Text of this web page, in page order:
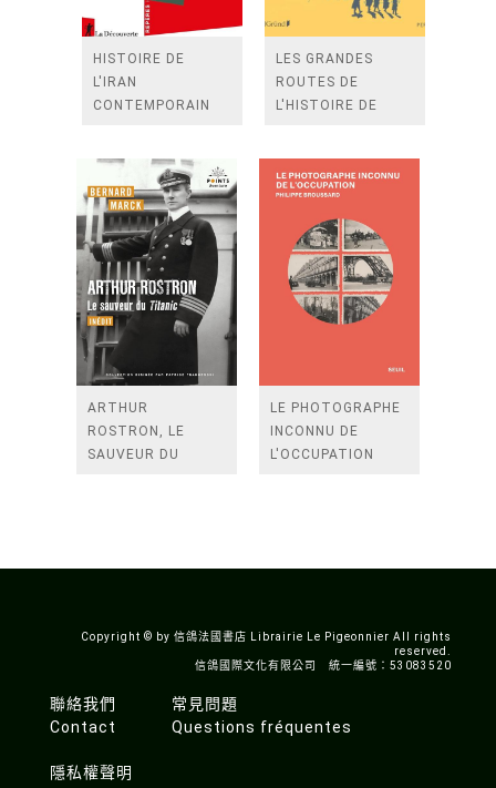
HISTOIRE DE
L'IRAN
CONTEMPORAIN
LES GRANDES
ROUTES DE
L'HISTOIRE DE
ARTHUR
ROSTRON, LE
SAUVEUR DU
LE PHOTOGRAPHE
INCONNU DE
L'OCCUPATION
Copyright © by 信鴿法國書店 Librairie Le Pigeonnier All rights
reserved.
信鴿國際文化有限公司 統一編號：53083520
聯絡我們
Contact
常見問題
Questions fréquentes
隱私權聲明